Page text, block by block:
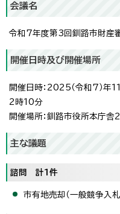
会議名
令和7年度第3回釧路市財産
開催日時及び開催場所
開催日時：2025（令和7）年
2時10分
開催場所：釧路市役所本庁
主な議題
諮問 計1件
市有地売却（一般競争入